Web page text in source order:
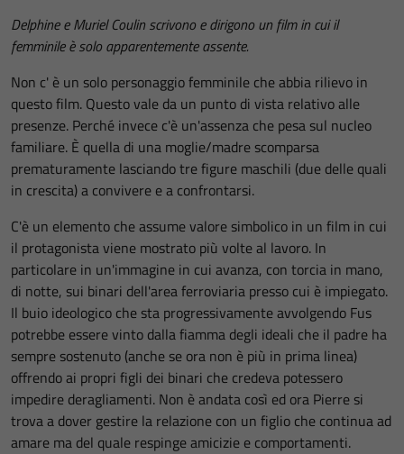
Delphine e Muriel Coulin scrivono e dirigono un film in cui il
femminile è solo apparentemente assente.
Non c' è un solo personaggio femminile che abbia rilievo in
questo film. Questo vale da un punto di vista relativo alle
presenze. Perché invece c'è un'assenza che pesa sul nucleo
familiare. È quella di una moglie/madre scomparsa
prematuramente lasciando tre figure maschili (due delle quali
in crescita) a convivere e a confrontarsi.
C'è un elemento che assume valore simbolico in un film in cui
il protagonista viene mostrato più volte al lavoro. In
particolare in un'immagine in cui avanza, con torcia in mano,
di notte, sui binari dell'area ferroviaria presso cui è impiegato.
Il buio ideologico che sta progressivamente avvolgendo Fus
potrebbe essere vinto dalla fiamma degli ideali che il padre ha
sempre sostenuto (anche se ora non è più in prima linea)
offrendo ai propri figli dei binari che credeva potessero
impedire deragliamenti. Non è andata così ed ora Pierre si
trova a dover gestire la relazione con un figlio che continua ad
amare ma del quale respinge amicizie e comportamenti.